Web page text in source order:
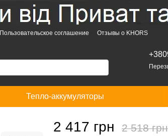
Пользовательское соглашение Отзывы о KHORS
Тепло-аккумуляторы
2 417 грн 2 518 грн